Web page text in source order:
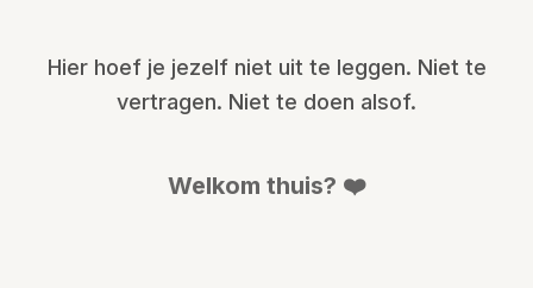
Hier hoef je jezelf niet uit te leggen. Niet te
vertragen. Niet te doen alsof.
Welkom thuis? ❤️